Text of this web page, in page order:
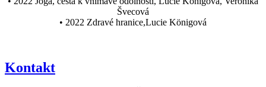
Švecová
• 2022 Zdravé hranice,Lucie Königová
Kontakt